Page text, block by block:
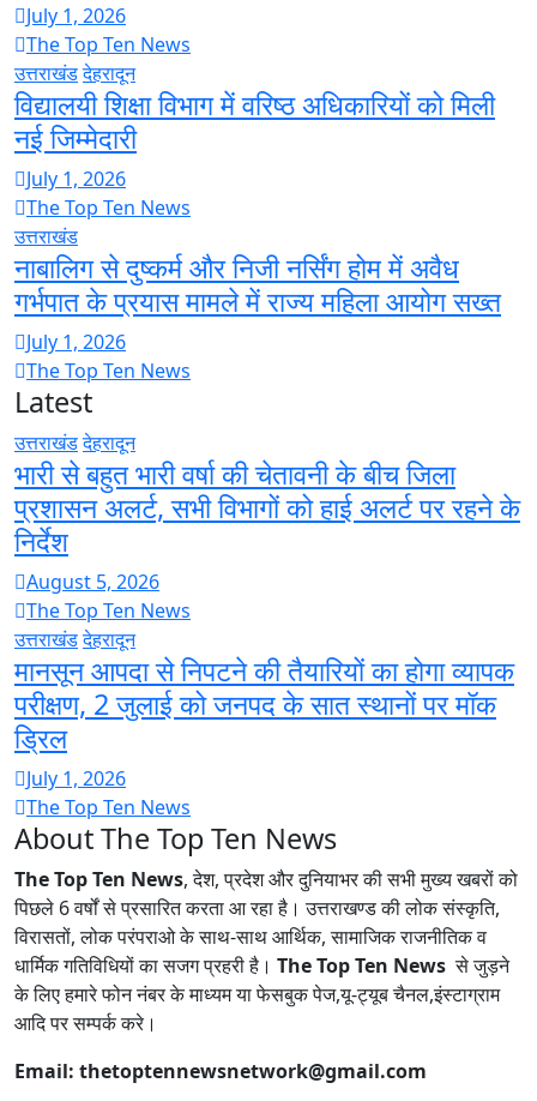
July 1, 2026
The Top Ten News
उत्तराखंडदेहरादून
विद्यालयी शिक्षा विभाग में वरिष्ठ अधिकारियों को मिली
नई जिम्मेदारी
July 1, 2026
The Top Ten News
उत्तराखंड
नाबालिग से दुष्कर्म और निजी नर्सिंग होम में अवैध
गर्भपात के प्रयास मामले में राज्य महिला आयोग सख्त
July 1, 2026
The Top Ten News
Latest
उत्तराखंडदेहरादून
भारी से बहुत भारी वर्षा की चेतावनी के बीच जिला
प्रशासन अलर्ट, सभी विभागों को हाई अलर्ट पर रहने के
निर्देश
August 5, 2026
The Top Ten News
उत्तराखंडदेहरादून
मानसून आपदा से निपटने की तैयारियों का होगा व्यापक
परीक्षण, 2 जुलाई को जनपद के सात स्थानों पर मॉक
ड्रिल
July 1, 2026
The Top Ten News
About The Top Ten News
The Top Ten News, देश, प्रदेश और दुनियाभर की सभी मुख्य खबरों को
पिछले 6 वर्षों से प्रसारित करता आ रहा है। उत्तराखण्ड की लोक संस्कृति,
विरासतों, लोक परंपराओ के साथ-साथ आर्थिक, सामाजिक राजनीतिक व
धार्मिक गतिविधियों का सजग प्रहरी है। The Top Ten News से जुड़ने
के लिए हमारे फोन नंबर के माध्यम या फेसबुक पेज,यू-ट्यूब चैनल,इंस्टाग्राम
आदि पर सम्पर्क करे।
Email: thetoptennewsnetwork@gmail.com